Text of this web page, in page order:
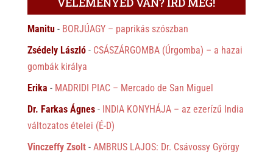
Manitu- BORJÚAGY – paprikás szószban
Zsédely László- CSÁSZÁRGOMBA (Úrgomba) – a hazai
gombák királya
Erika - MADRIDI PIAC – Mercado de San Miguel
Dr. Farkas Ágnes- INDIA KONYHÁJA – az ezerízű India
változatos ételei (É-D)
Vinczeffy Zsolt- AMBRUS LAJOS: Dr. Csávossy György